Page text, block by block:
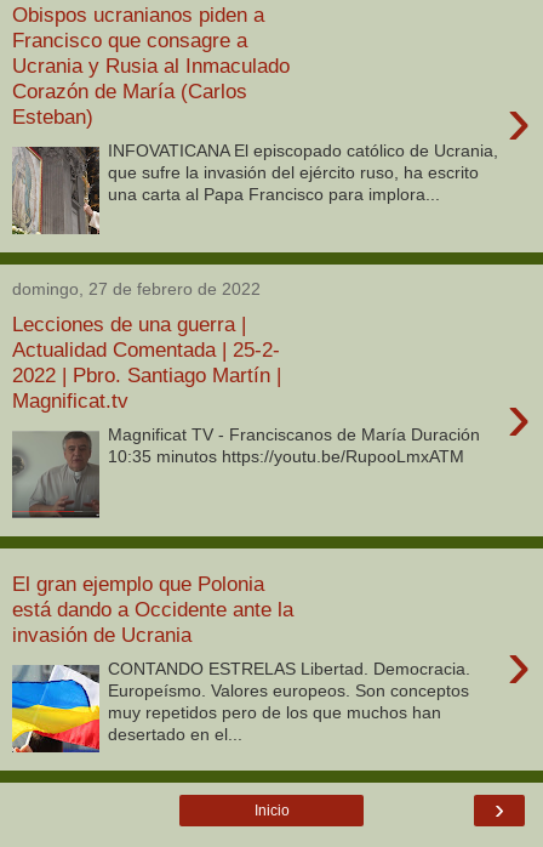
Obispos ucranianos piden a
Francisco que consagre a
Ucrania y Rusia al Inmaculado
Corazón de María (Carlos
Esteban)
›
INFOVATICANA El episcopado católico de Ucrania,
que sufre la invasión del ejército ruso, ha escrito
una carta al Papa Francisco para implora...
domingo, 27 de febrero de 2022
Lecciones de una guerra |
Actualidad Comentada | 25-2-
2022 | Pbro. Santiago Martín |
Magnificat.tv
›
Magnificat TV - Franciscanos de María Duración
10:35 minutos https://youtu.be/RupooLmxATM
El gran ejemplo que Polonia
está dando a Occidente ante la
invasión de Ucrania
›
CONTANDO ESTRELAS Libertad. Democracia.
Europeísmo. Valores europeos. Son conceptos
muy repetidos pero de los que muchos han
desertado en el...
›
Inicio